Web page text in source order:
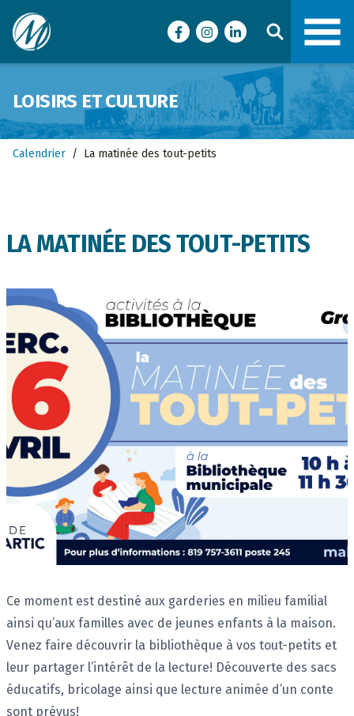
Ville de Malartic
FacebookInstagramLinkedIn
LOISIRS ET CULTURE
Calendrier / La matinée des tout-petits
LA MATINÉE DES TOUT-PETITS
Description
Ce moment est destiné aux garderies en milieu familial
ainsi qu’aux familles avec de jeunes enfants à la maison.
Venez faire découvrir la bibliothèque à vos tout-petits et
leur partager l’intérêt de la lecture! Découverte des sacs
éducatifs, bricolage ainsi que lecture animée d’un conte
sont prévus!